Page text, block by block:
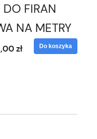
FIRAN
NA METRY
zł Do koszyka